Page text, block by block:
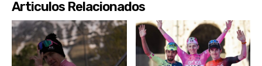
Articulos Relacionados